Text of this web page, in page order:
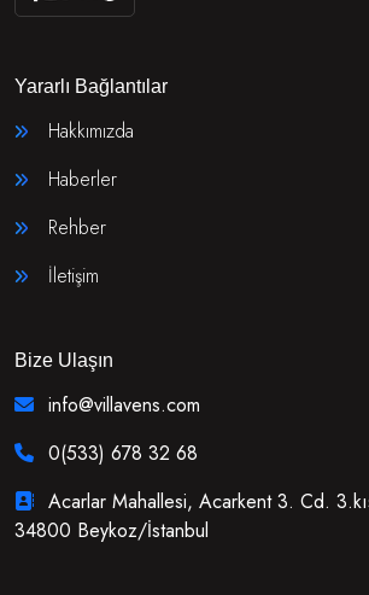
Yararlı Bağlantılar
Hakkımızda
Haberler
Rehber
İletişim
Bize Ulaşın
info@villavens.com
0(533) 678 32 68
Acarlar Mahallesi, Acarkent 3. Cd.
34800 Beykoz/İstanbul